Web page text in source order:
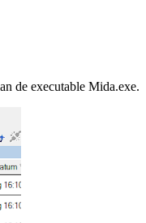
de executable Mida.exe.